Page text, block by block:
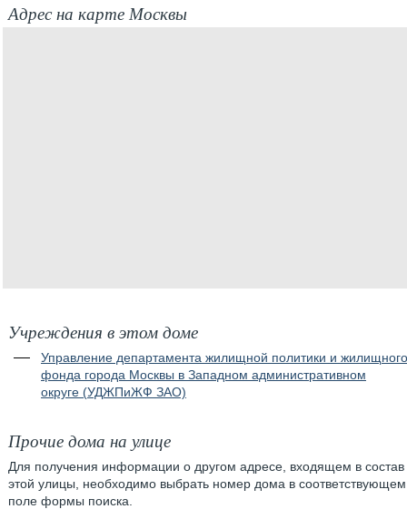
Адрес на карте Москвы
Учреждения в этом доме
Управление департамента жилищной политики и жилищного
фонда города Москвы в Западном административном
округе (УДЖПиЖФ ЗАО)
Прочие дома на улице
Для получения информации о другом адресе, входящем в состав
этой улицы, необходимо выбрать номер дома в соответствующем
поле формы поиска.